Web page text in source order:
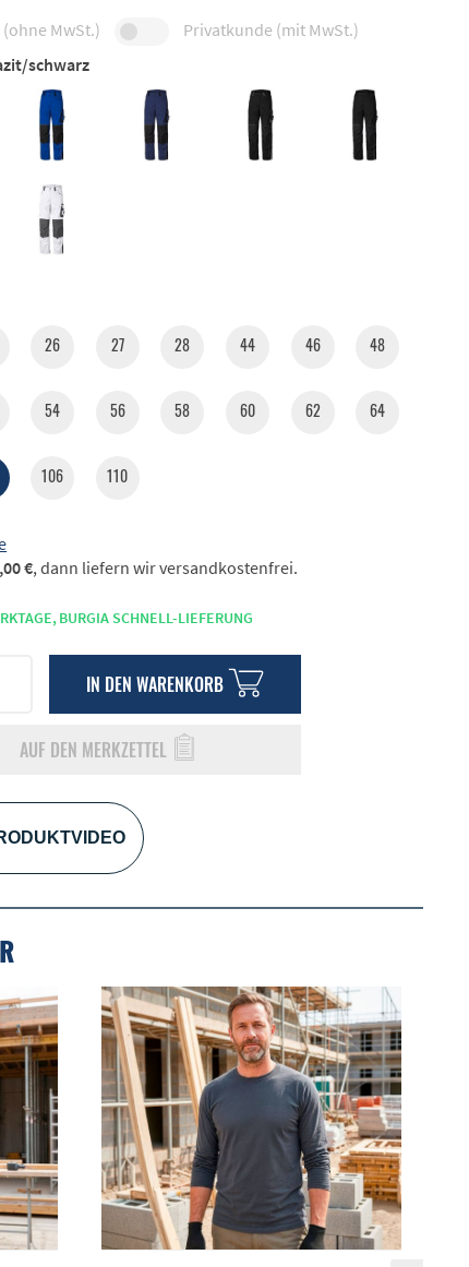
MwSt.)
Privatkunde (mit MwSt.)
schwarz
26 27 28 44 46 48
54 56 58 60 62 64
106 110
BURGIA SCHNELL-LIEFERUNG
IN DEN WARENKORB
AUF DEN MERKZETTEL
€, dann liefern wir versandkostenfrei.